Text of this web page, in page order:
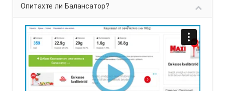
Опитахте ли Балансатор?